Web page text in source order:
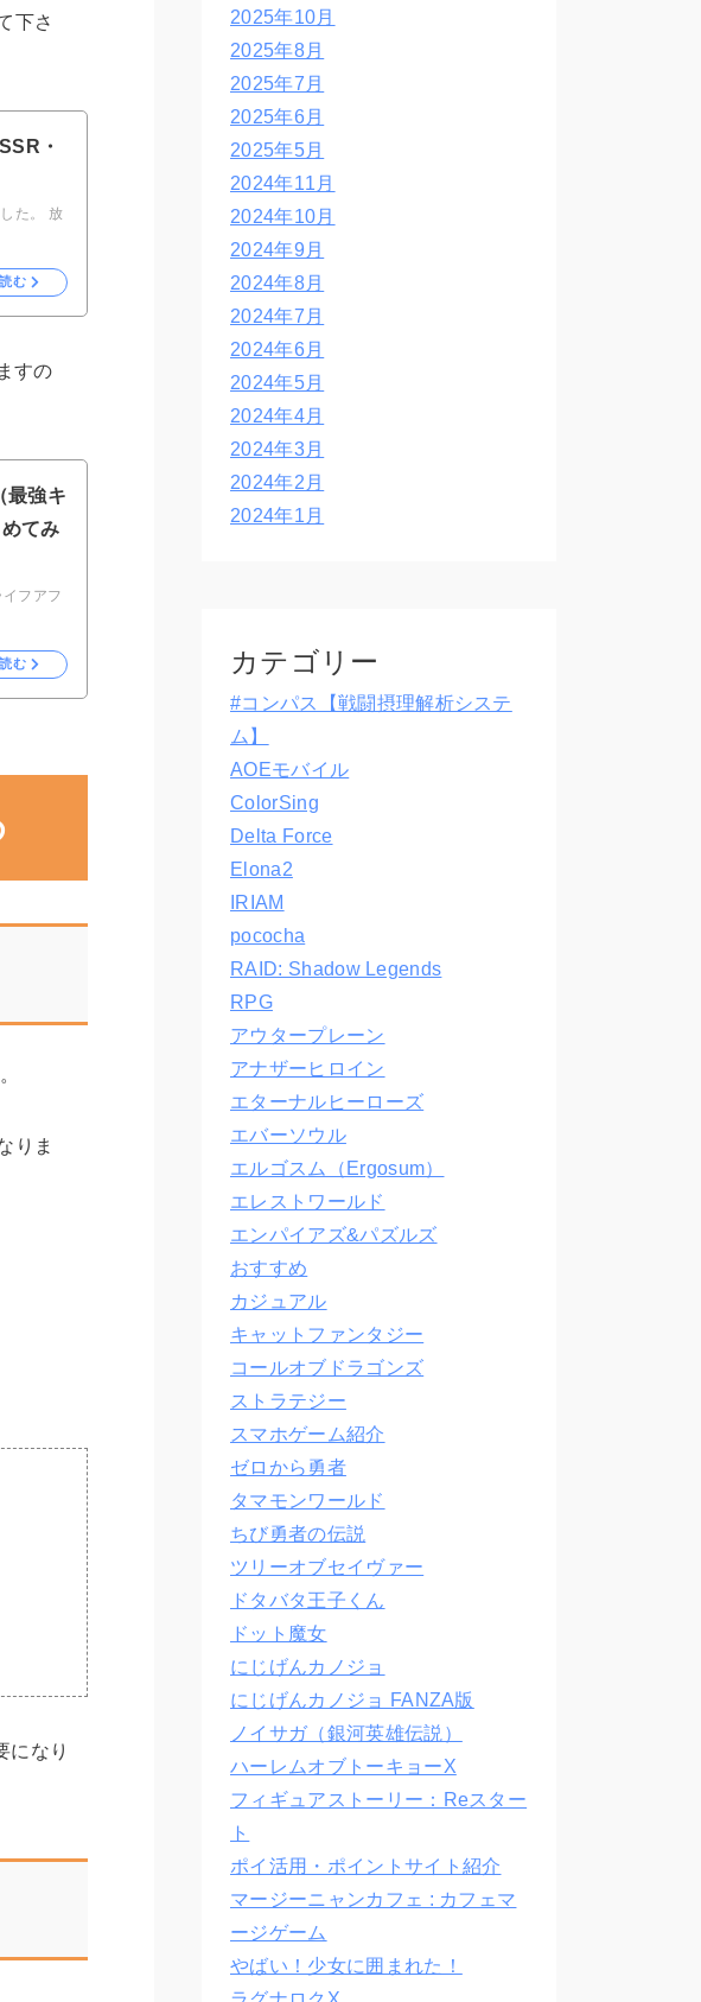
下さ
・
た。 放
む
すの
最強キ
てみ
フアフ
む
りま
になり
2025年10月
2025年8月
2025年7月
2025年6月
2025年5月
2024年11月
2024年10月
2024年9月
2024年8月
2024年7月
2024年6月
2024年5月
2024年4月
2024年3月
2024年2月
2024年1月
カテゴリー
#コンパス【戦闘摂理解析システ
ム】
AOEモバイル
ColorSing
Delta Force
Elona2
IRIAM
pococha
RAID: Shadow Legends
RPG
アウタープレーン
アナザーヒロイン
エターナルヒーローズ
エバーソウル
エルゴスム（Ergosum）
エレストワールド
エンパイアズ&パズルズ
おすすめ
カジュアル
キャットファンタジー
コールオブドラゴンズ
ストラテジー
スマホゲーム紹介
ゼロから勇者
タマモンワールド
ちび勇者の伝説
ツリーオブセイヴァー
ドタバタ王子くん
ドット魔女
にじげんカノジョ
にじげんカノジョ FANZA版
ノイサガ（銀河英雄伝説）
ハーレムオブトーキョーX
フィギュアストーリー：Reスター
ト
ポイ活用・ポイントサイト紹介
マージーニャンカフェ : カフェマ
ージゲーム
やばい！少女に囲まれた！